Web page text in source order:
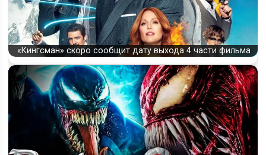
«Кингсман» скоро сообщит дату выхода 4 части фильма